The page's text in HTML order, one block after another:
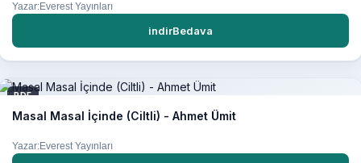
Yazar:Everest Yayınları
indirBedava
PDF
Masal Masal İçinde (Ciltli) - Ahmet Ümit
Yazar:Everest Yayınları